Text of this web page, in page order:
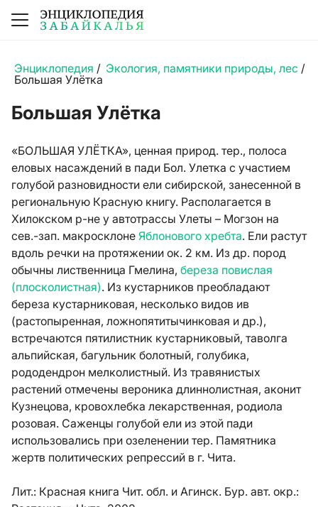
Энциклопедия / Экология, памятники природы, лес /
Большая Улётка
Большая Улётка
«БОЛЬШАЯ УЛЁТКА», ценная природ. тер., полоса
еловых насаждений в пади Бол. Улетка с участием
голубой разновидности ели сибирской, занесенной в
региональную Красную книгу. Располагается в
Хилокском р-не у автотрассы Улеты – Могзон на
сев.-зап. макросклоне Яблонового хребта. Ели растут
вдоль речки на протяжении ок. 2 км. Из др. пород
обычны лиственница Гмелина, береза повислая
(плосколистная). Из кустарников преобладают
береза кустарниковая, несколько видов ив
(растопыренная, ложнопятитычинковая и др.),
встречаются пятилистник кустарниковый, таволга
альпийская, багульник болотный, голубика,
рододендрон мелколистный. Из травянистых
растений отмечены вероника длиннолистная, аконит
Кузнецова, кровохлебка лекарственная, родиола
розовая. Саженцы голубой ели из этой пади
использовались при озеленении тер. Памятника
жертв политических репрессий в г. Чита.
Лит.: Красная книга Чит. обл. и Агинск. Бур. авт. окр.: